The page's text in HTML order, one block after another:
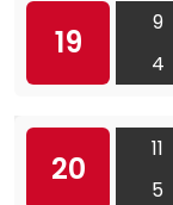
19
9
4
20
11
5